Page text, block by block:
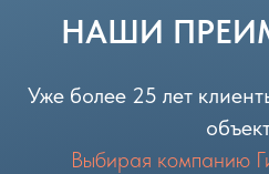
НАШИ
Уже более 25 лет
Выбирая компанию